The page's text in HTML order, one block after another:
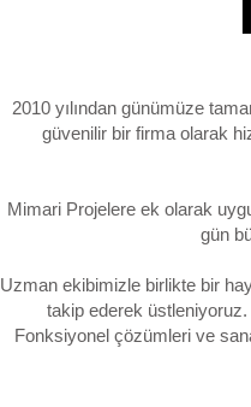
2010 yılından günümüze
güvenilir bir firma olarak
Mimari Projelere ek olarak
gün
Uzman ekibimizle birlikte bir
takip ederek
Fonksiyonel çözümleri ve